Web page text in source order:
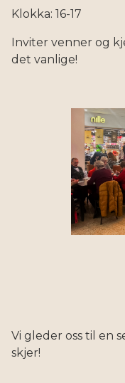
Klokka: 16-17
Inviter venner og
det vanlige!
Vi gleder oss til en
skjer!